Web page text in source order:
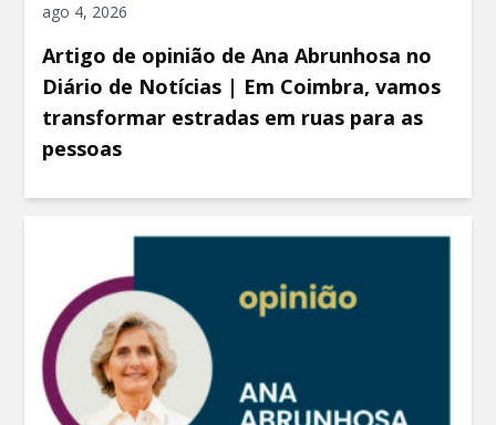
ago 4, 2026
Artigo de opinião de Ana Abrunhosa no
Diário de Notícias | Em Coimbra, vamos
transformar estradas em ruas para as
pessoas